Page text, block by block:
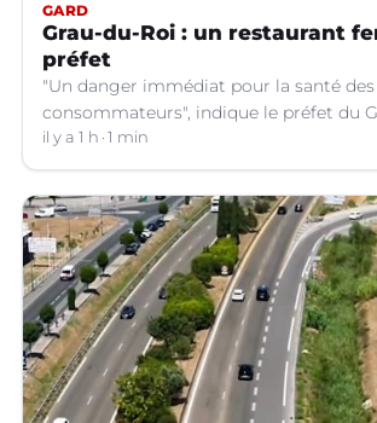
GARD
Grau-du-Roi : un restaurant
préfet
"Un danger immédiat pour la santé des
consommateurs", indique le préfet du
il y a 1 h 1 min